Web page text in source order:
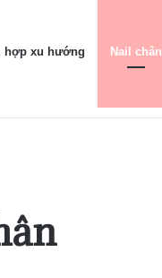
hợp xu hướng Nail chân